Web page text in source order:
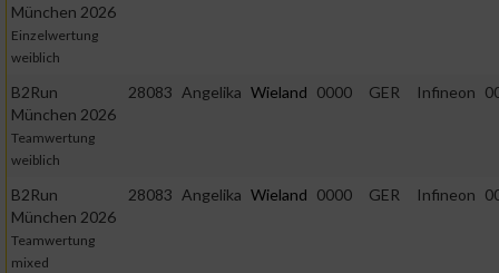
München 2026
Einzelwertung
weiblich
B2Run
München 2026
Teamwertung
weiblich
28083 Angelika Wieland 0000 GER Infineon
B2Run
München 2026
Teamwertung
mixed
28083 Angelika Wieland 0000 GER Infineon